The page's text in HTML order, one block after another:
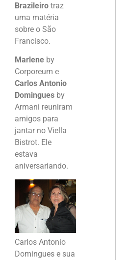
Brazileiro traz
uma matéria
sobre o São
Francisco.
Marlene by
Corporeum e
Carlos Antonio
Domingues by
Armani reuniram
amigos para
jantar no Viella
Bistrot. Ele
estava
aniversariando.
Carlos Antonio
Domingues e sua